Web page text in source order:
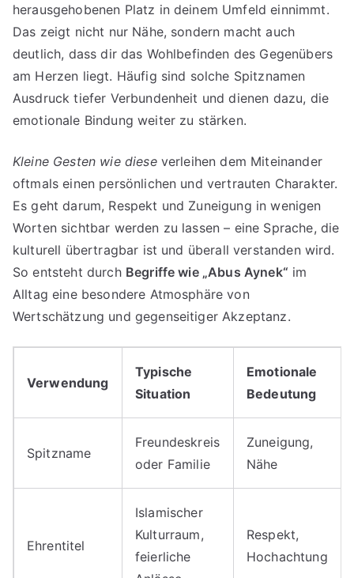
herausgehobenen Platz in deinem Umfeld einnimmt.
Das zeigt nicht nur Nähe, sondern macht auch
deutlich, dass dir das Wohlbefinden des Gegenübers
am Herzen liegt. Häufig sind solche Spitznamen
Ausdruck tiefer Verbundenheit und dienen dazu, die
emotionale Bindung weiter zu stärken.
Kleine Gesten wie dieseverleihen dem Miteinander
oftmals einen persönlichen und vertrauten Charakter.
Es geht darum, Respekt und Zuneigung in wenigen
Worten sichtbar werden zu lassen – eine Sprache, die
kulturell übertragbar ist und überall verstanden wird.
So entsteht durch Begriffe wie „Abus Aynek“ im
Alltag eine besondere Atmosphäre von
Wertschätzung und gegenseitiger Akzeptanz.
Verwendung
Typische
Situation
Emotionale
Bedeutung
Spitzname
Freundeskreis
oder Familie
Zuneigung,
Nähe
Ehrentitel
Islamischer
Kulturraum,
feierliche
Respekt,
Hochachtung